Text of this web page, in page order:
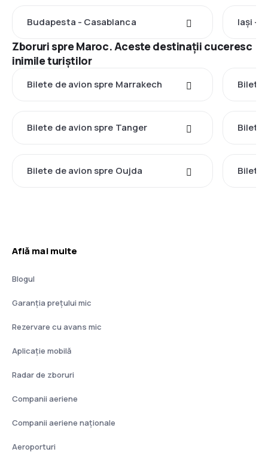
Budapesta - Casablanca Iași -
Zboruri spre Maroc. Aceste destinații cuceresc
inimile turiștilor
Bilete de avion spre Marrakech Bilete
Bilete de avion spre Tanger Bilete
Bilete de avion spre Oujda Bilete
Află mai multe
Blogul
Garanția prețului mic
Rezervare cu avans mic
Aplicație mobilă
Radar de zboruri
Companii aeriene
Companii aeriene naţionale
Aeroporturi